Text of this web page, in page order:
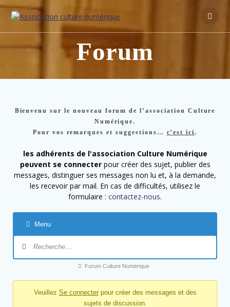
Forum
Bienvenu sur le nouveau forum de l’association Culture
Numérique.
Pour vos remarques et suggestions… c’est ici.
les adhérents de l'association Culture Numérique
peuvent se connecterpour créer des sujet, publier des
messages, distinguer ses messages non lu et, à la demande,
les recevoir par mail. En cas de difficultés, utilisez le
formulaire : contactez-nous.
Menu
Forum Culture Numérique
Veuillez Se connecterpour créer des messages et des
sujets de discussion.